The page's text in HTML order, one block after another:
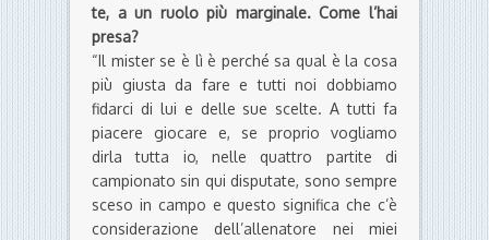
te, a un ruolo più marginale. Come l’hai
presa?
“Il mister se è lì è perché sa qual è la cosa
più giusta da fare e tutti noi dobbiamo
fidarci di lui e delle sue scelte. A tutti fa
piacere giocare e, se proprio vogliamo
dirla tutta io, nelle quattro partite di
campionato sin qui disputate, sono sempre
sceso in campo e questo significa che c’è
considerazione dell’allenatore nei miei